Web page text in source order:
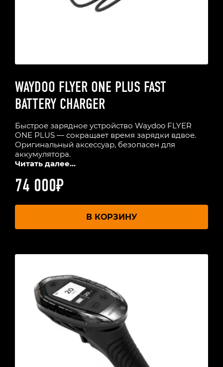
WAYDOO FLYER ONE PLUS FAST
BATTERY CHARGER
Быстрое зарядное устройство Waydoo FLYER
ONE PLUS — сокращает время зарядки вдвое.
Оригинальный аксессуар, безопасен для
аккумулятора.
Читать далее...
74 000₽
В КОРЗИНУ